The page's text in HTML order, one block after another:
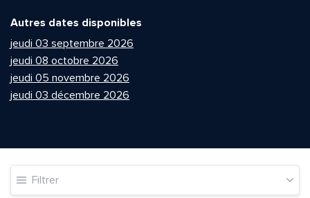
Autres dates disponibles
jeudi 03 septembre 2026
jeudi 08 octobre 2026
jeudi 05 novembre 2026
jeudi 03 décembre 2026
Filtrer